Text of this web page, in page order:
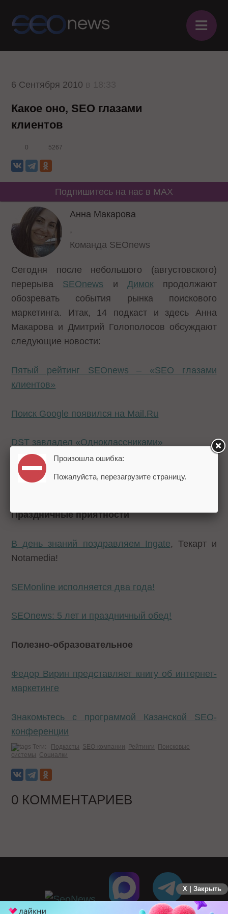
≡
6 Сентября 2010
Какое оно, SEO глазами
клиентов
0 5267
Подпишитесь на нас в MAX
Анна Макарова
,
Команда SEOnews
Сегодня после небольшого (августовского)
перерыва SEOnews и Димокпродолжают
обозревать события рынка поискового
маркетинга. Итак, 14 подкаст и здесь Анна
Макарова и Дмитрий Голополосов обсуждают
следующие новости:
Пятый рейтинг SEOnews – «SEO глазами
клиентов»
Поиск Google появился на Mail.Ru
DST завладел «Одноклассниками»
«Вконтакте» заработала меньше
«Одноклассников»
Праздничные приятности
В день знаний поздравляем Ingate, Текарт и
Notamedia!
SEMonline исполняется два года!
SEOnews: 5 лет и праздничный обед!
Полезно-образовательное
Федор Вирин представляет книгу об интернет-
маркетинге
Знакомьтесь с программой Казанской SEO-
конференции
Теги: Подкасты SEO-компании Рейтинги Поисковые
системы Социалки
0 КОММЕНТАРИЕВ
X | Закрыть
Произошла ошибка:
Пожалуйста, перезагрузите страницу.